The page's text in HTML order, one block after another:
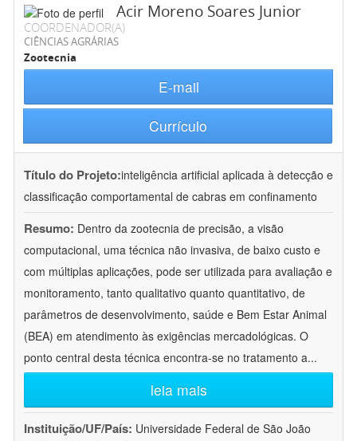
Acir Moreno Soares Junior
COORDENADOR(A)
CIÊNCIAS AGRÁRIAS
Zootecnia
E-mail
Currículo
Título do Projeto:inteligência artificial aplicada à detecção e
classificação comportamental de cabras em confinamento
Resumo: Dentro da zootecnia de precisão, a visão
computacional, uma técnica não invasiva, de baixo custo e
com múltiplas aplicações, pode ser utilizada para avaliação e
monitoramento, tanto qualitativo quanto quantitativo, de
parâmetros de desenvolvimento, saúde e Bem Estar Animal
(BEA) em atendimento às exigências mercadológicas. O
ponto central desta técnica encontra-se no tratamento a...
leia mais
Instituição/UF/País: Universidade Federal de São João